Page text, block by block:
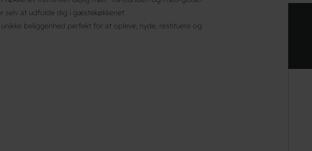
selv at udfolde dig i gæstekøkkenet.
beliggenhed perfekt for at opleve, nyde, restituere og